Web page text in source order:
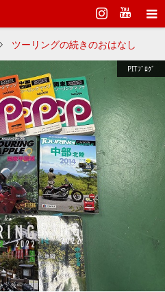
ツーリングの続きのおはなし
PITﾌﾞﾛｸﾞ